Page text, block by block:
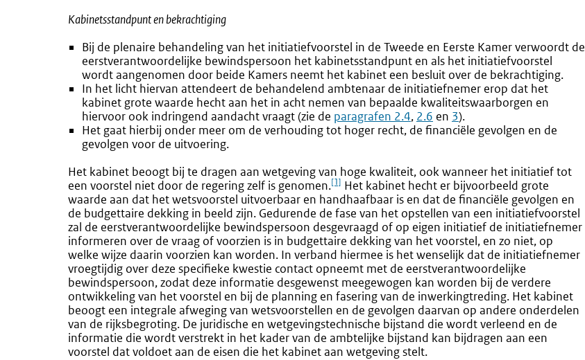
Kabinetsstandpunt en bekrachtiging
Bij de plenaire behandeling van het initiatiefvoorstel in de Tweede en Eerste Kamer verwoordt de
eerstverantwoordelijke bewindspersoon het kabinetsstandpunt en als het initiatiefvoorstel
wordt aangenomen door beide Kamers neemt het kabinet een besluit over de bekrachtiging.
In het licht hiervan attendeert de behandelend ambtenaar de initiatiefnemer erop dat het
kabinet grote waarde hecht aan het in acht nemen van bepaalde kwaliteitswaarborgen en
hiervoor ook indringend aandacht vraagt (zie de paragrafen 2.4, 2.6 en 3).
Het gaat hierbij onder meer om de verhouding tot hoger recht, de financiële gevolgen en de
gevolgen voor de uitvoering.
Het kabinet beoogt bij te dragen aan wetgeving van hoge kwaliteit, ook wanneer het initiatief tot
een voorstel niet door de regering zelf is genomen.[1] Het kabinet hecht er bijvoorbeeld grote
waarde aan dat het wetsvoorstel uitvoerbaar en handhaafbaar is en dat de financiële gevolgen en
de budgettaire dekking in beeld zijn. Gedurende de fase van het opstellen van een initiatiefvoorstel
zal de eerstverantwoordelijke bewindspersoon desgevraagd of op eigen initiatief de initiatiefnemer
informeren over de vraag of voorzien is in budgettaire dekking van het voorstel, en zo niet, op
welke wijze daarin voorzien kan worden. In verband hiermee is het wenselijk dat de initiatiefnemer
vroegtijdig over deze specifieke kwestie contact opneemt met de eerstverantwoordelijke
bewindspersoon, zodat deze informatie desgewenst meegewogen kan worden bij de verdere
ontwikkeling van het voorstel en bij de planning en fasering van de inwerkingtreding. Het kabinet
beoogt een integrale afweging van wetsvoorstellen en de gevolgen daarvan op andere onderdelen
van de rijksbegroting. De juridische en wetgevingstechnische bijstand die wordt verleend en de
informatie die wordt verstrekt in het kader van de ambtelijke bijstand kan bijdragen aan een
voorstel dat voldoet aan de eisen die het kabinet aan wetgeving stelt.